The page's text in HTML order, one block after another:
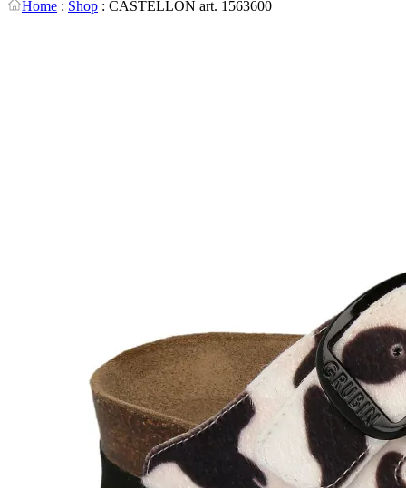
Home : Shop : CASTELLON art. 1563600